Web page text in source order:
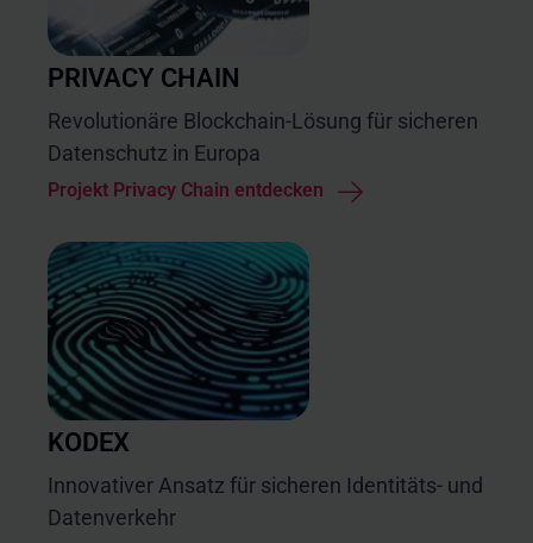
PRIVACY CHAIN
Revolutionäre Blockchain-Lösung für sicheren
Datenschutz in Europa
Projekt Privacy Chain entdecken
KODEX
Innovativer Ansatz für sicheren Identitäts- und
Datenverkehr